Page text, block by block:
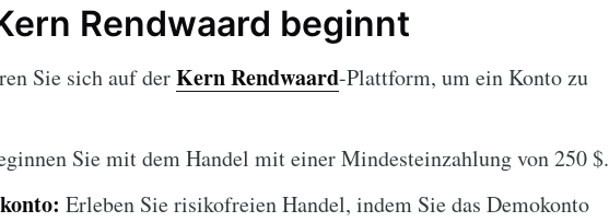
Rendwaard beginnt
Sie sich auf derKern Rendwaard-Plattform, um ein Konto zu
Sie mit dem Handel mit einer Mindesteinzahlung von 250 $.
Erleben Sie risikofreien Handel, indem Sie das Demokonto